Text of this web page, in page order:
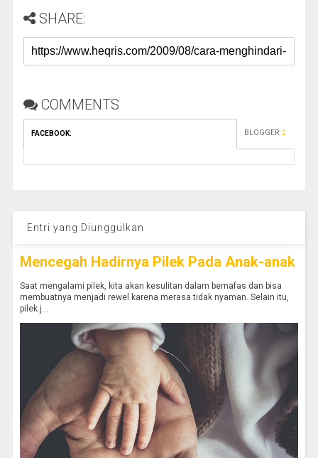
SHARE:
COMMENTS
FACEBOOK: BLOGGER:2
Entri yang Diunggulkan
Mencegah Hadirnya Pilek Pada Anak-anak
Saat mengalami pilek, kita akan kesulitan dalam bernafas dan bisa
membuatnya menjadi rewel karena merasa tidak nyaman. Selain itu,
pilek j...